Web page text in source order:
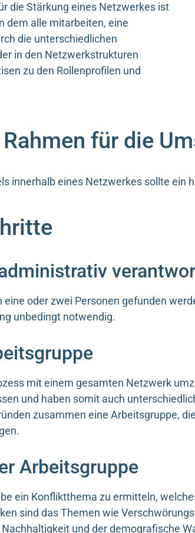
die Stärkung eines Netzwerkes ist
dem alle mitarbeiten, eine
die unterschiedlichen
in den Netzwerkstrukturen
zu den Rollenprofilen und
für die
innerhalb eines Netzwerkes sollte ein
eine oder zwei Personen gefunden
unbedingt notwendig.
mit einem gesamten Netzwerk
und haben somit auch
zusammen eine Arbeitsgruppe,
Arbeitsgruppe
ein Konfliktthema zu ermitteln,
sind das Themen wie
und der demografische